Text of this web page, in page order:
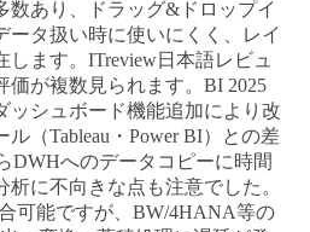
数あり、ドラッグ&ドロップイ
ータ扱い時に使いにくく、レイ
ます。ITreview日本語レビュ
価が複数見られます。BI 2025
ッシュボード機能追加により改
（Tableau・Power BI）との差
DWHへのデータコピーに時間
に不向きな点も注意でした。
可能ですが、BW/4HANA等の